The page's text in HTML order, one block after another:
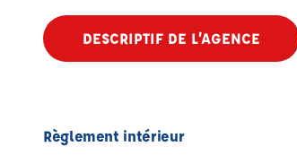
DESCRIPTIF DE L’AGENCE
Règlement intérieur